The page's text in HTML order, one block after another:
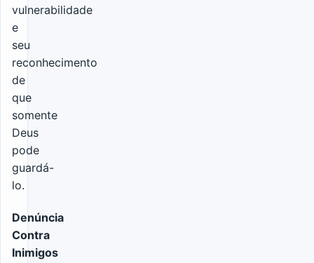
vulnerabilidade
e
seu
reconhecimento
de
que
somente
Deus
pode
guardá-
lo.
Denúncia
Contra
Inimigos